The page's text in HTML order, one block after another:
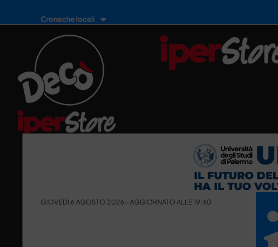
Cronache locali
GIOVEDÌ 6 AGOSTO 2026 - AGGIORNATO ALLE 19:40